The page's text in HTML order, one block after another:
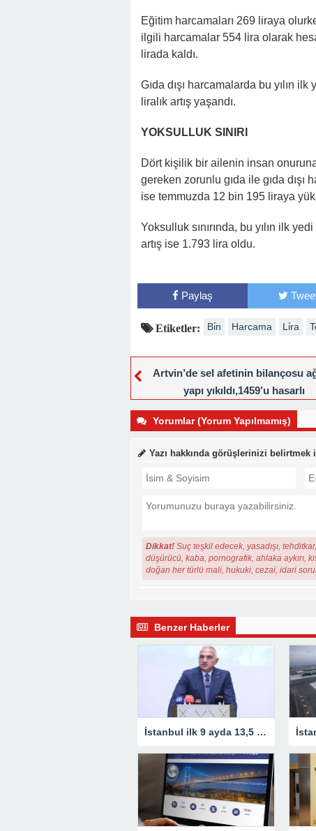
Eğitim harcamaları 269 liraya
ilgili harcamalar 554 lira olarak
lirada kaldı.
Gıda dışı harcamalarda bu yılın
liralık artış yaşandı.
YOKSULLUK SINIRI
Dört kişilik bir ailenin insan
gereken zorunlu gıda ile gıda dışı
ise temmuzda 12 bin 195 liraya
Yoksulluk sınırında, bu yılın ilk
artış ise 1.793 lira oldu.
Paylaş
Etiketler: Bi̇n Harcama Li̇ra
Artvin’de sel afetinin bilançosu
yapı yıkıldı,1459’u hasarlı
Yorumlar (Yorum Yapılmamış)
Yazı hakkında görüşlerinizi
Dikkat! Suç teşkil edecek, yasadışı,
düşürücü, kaba, pornografik, ahlaka aykırı,
doğan her türlü mali, hukuki, cezai, idari
Benzer Haberler
İstanbul ilk 9 ayda 13,5 milyon turist ağırladı